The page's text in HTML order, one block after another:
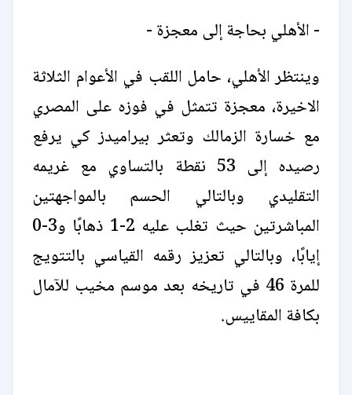
- الأهلي بحاجة إلى معجزة -
وينتظر الأهلي، حامل اللقب في الأعوام الثلاثة
الاخيرة، معجزة تتمثل في فوزه على المصري
مع خسارة الزمالك وتعثر بيراميدز كي يرفع
رصيده إلى 53 نقطة بالتساوي مع غريمه
التقليدي وبالتالي الحسم بالمواجهتين
المباشرتين حيث تغلب عليه 2-1 ذهابًا و3-0
إيابًا، وبالتالي تعزيز رقمه القياسي بالتتويج
للمرة 46 في تاريخه بعد موسم مخيب للآمال
بكافة المقاييس.